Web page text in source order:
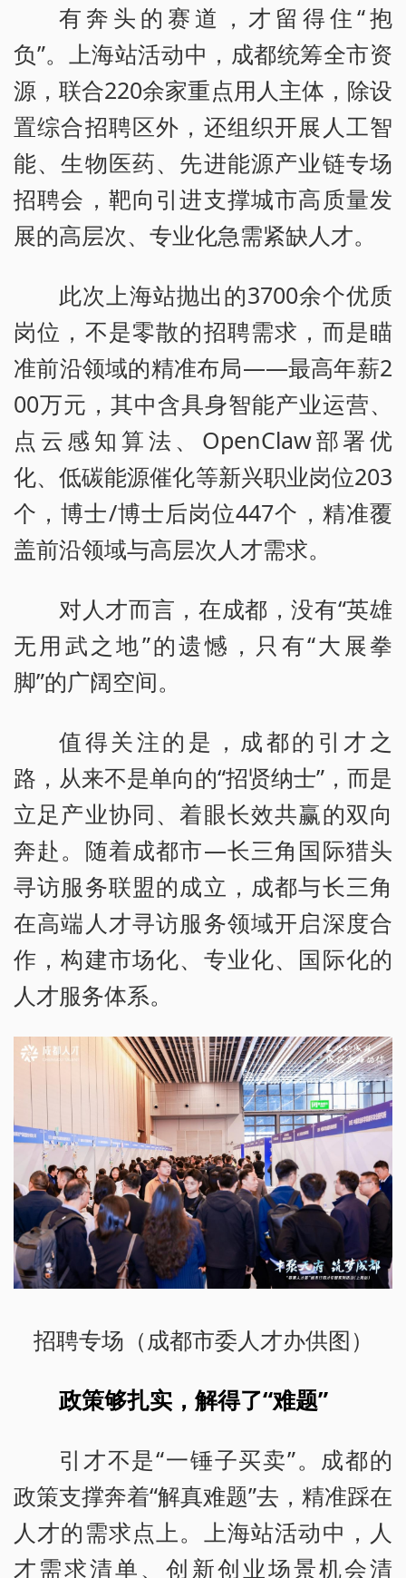
有奔头的赛道，才留得住“抱
负”。上海站活动中，成都统筹全市资
源，联合220余家重点用人主体，除设
置综合招聘区外，还组织开展人工智
能、生物医药、先进能源产业链专场
招聘会，靶向引进支撑城市高质量发
展的高层次、专业化急需紧缺人才。
此次上海站抛出的3700余个优质
岗位，不是零散的招聘需求，而是瞄
准前沿领域的精准布局——最高年薪2
00万元，其中含具身智能产业运营、
点云感知算法、OpenClaw部署优
化、低碳能源催化等新兴职业岗位203
个，博士/博士后岗位447个，精准覆
盖前沿领域与高层次人才需求。
对人才而言，在成都，没有“英雄
无用武之地”的遗憾，只有“大展拳
脚”的广阔空间。
值得关注的是，成都的引才之
路，从来不是单向的“招贤纳士”，而是
立足产业协同、着眼长效共赢的双向
奔赴。随着成都市—长三角国际猎头
寻访服务联盟的成立，成都与长三角
在高端人才寻访服务领域开启深度合
作，构建市场化、专业化、国际化的
人才服务体系。
招聘专场（成都市委人才办供图）
政策够扎实，解得了“难题”
引才不是“一锤子买卖”。成都的
政策支撑奔着“解真难题”去，精准踩在
人才的需求点上。上海站活动中，人
才需求清单、创新创业场景机会清